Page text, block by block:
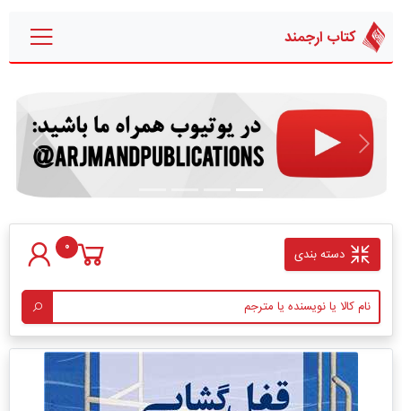
کتاب ارجمند
قبلی بعدی
دسته بندی 0